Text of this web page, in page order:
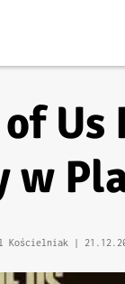
of
w
Kościelniak |